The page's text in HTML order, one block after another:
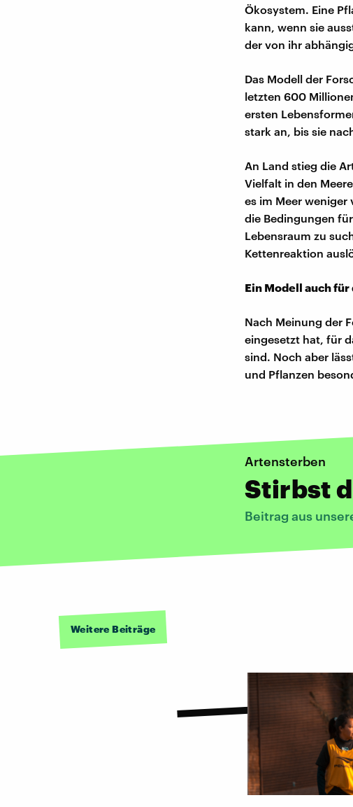
Ökosystem. Eine
kann, wenn sie
der von ihr
Das Modell der
letzten 600
ersten
stark an, bis sie
An Land stieg die
Vielfalt in den
es im Meer weniger
die Bedingungen
Lebensraum zu
Kettenreaktion
Ein Modell auch
Nach Meinung der
eingesetzt hat, für
sind. Noch aber
und Pflanzen
Artensterben
Stirbst
Beitrag aus
Weitere Beiträge